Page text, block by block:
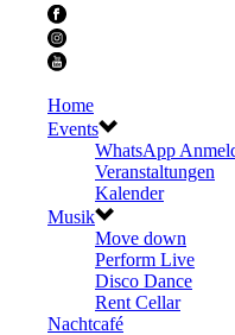
Home
Events
WhatsApp
Veranstaltungen
Kalender
Musik
Move down
Perform Live
Disco Dance
Rent Cellar
Nachtcafé